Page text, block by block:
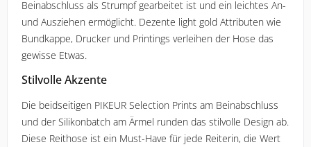
Beinabschluss als Strumpf gearbeitet ist und ein leichtes An-
und Ausziehen ermöglicht. Dezente light gold Attributen wie
Bundkappe, Drucker und Printings verleihen der Hose das
gewisse Etwas.
Stilvolle Akzente
Die beidseitigen PIKEUR Selection Prints am Beinabschluss
und der Silikonbatch am Ärmel runden das stilvolle Design ab.
Diese Reithose ist ein Must-Have für jede Reiterin, die Wert